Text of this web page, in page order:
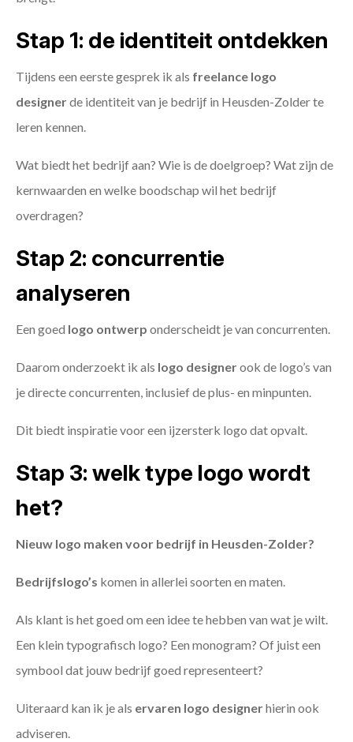
Stap 1: de identiteit ontdekken
Tijdens een eerste gesprek ik als freelance logo
designerde identiteit van je bedrijf in Heusden-Zolder te
leren kennen.
Wat biedt het bedrijf aan? Wie is de doelgroep? Wat zijn de
kernwaarden en welke boodschap wil het bedrijf
overdragen?
Stap 2: concurrentie
analyseren
Een goed logo ontwerp onderscheidt je van concurrenten.
Daarom onderzoekt ik als logo designerook de logo’s van
je directe concurrenten, inclusief de plus- en minpunten.
Dit biedt inspiratie voor een ijzersterk logo dat opvalt.
Stap 3: welk type logo wordt
het?
Nieuw logo maken voor bedrijf in Heusden-Zolder?
Bedrijfslogo’s komen in allerlei soorten en maten.
Als klant is het goed om een idee te hebben van wat je wilt.
Een klein typografisch logo? Een monogram? Of juist een
symbool dat jouw bedrijf goed representeert?
Uiteraard kan ik je als ervaren logo designerhierin ook
adviseren.